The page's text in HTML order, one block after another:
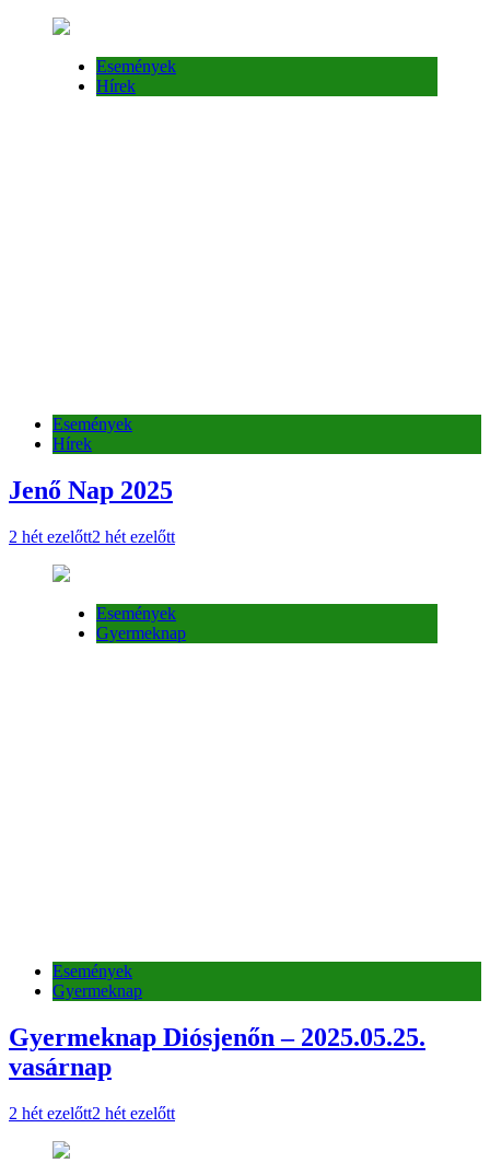
Események
Hírek
Események
Hírek
Jenő Nap 2025
2 hét ezelőtt2 hét ezelőtt
Események
Gyermeknap
Események
Gyermeknap
Gyermeknap Diósjenőn – 2025.05.25.
vasárnap
2 hét ezelőtt2 hét ezelőtt